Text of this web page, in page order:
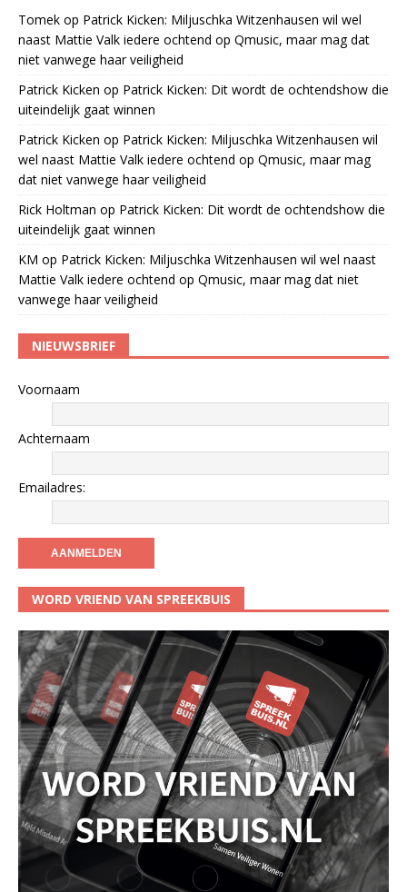
Tomek op Patrick Kicken: Miljuschka Witzenhausen wil wel
naast Mattie Valk iedere ochtend op Qmusic, maar mag dat
niet vanwege haar veiligheid
Patrick Kicken op Patrick Kicken: Dit wordt de ochtendshow die
uiteindelijk gaat winnen
Patrick Kicken op Patrick Kicken: Miljuschka Witzenhausen wil
wel naast Mattie Valk iedere ochtend op Qmusic, maar mag
dat niet vanwege haar veiligheid
Rick Holtman op Patrick Kicken: Dit wordt de ochtendshow die
uiteindelijk gaat winnen
KM op Patrick Kicken: Miljuschka Witzenhausen wil wel naast
Mattie Valk iedere ochtend op Qmusic, maar mag dat niet
vanwege haar veiligheid
NIEUWSBRIEF
Voornaam
Achternaam
Emailadres:
WORD VRIEND VAN SPREEKBUIS